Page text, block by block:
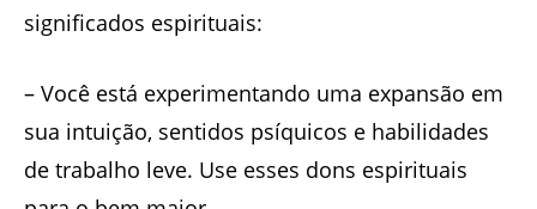
significados espirituais:
– Você está experimentando uma expansão em
sua intuição, sentidos psíquicos e habilidades
de trabalho leve. Use esses dons espirituais